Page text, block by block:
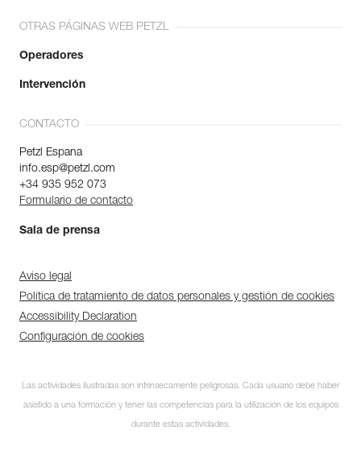
OTRAS PÁGINAS WEB PETZL
Operadores
Intervención
CONTACTO
Petzl Espana
info.esp@petzl.com
+34 935 952 073
Formulario de contacto
Sala de prensa
Aviso legal
Política de tratamiento de datos personales y gestión de cookies
Accessibility Declaration
Configuración de cookies
Las actividades ilustradas son intrínsecamente peligrosas. Cada usuario debe haber
asistido a una formación y tener las competencias para la utilización de los equipos
durante estas actividades.